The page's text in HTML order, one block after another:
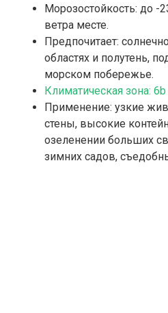
Морозостойкость: до -
ветра месте.
Предпочитает:
областях и полутень,
морском побережье.
Климатическая зона:
Применение: узкие
стены, высокие
озеленении больших
зимних садов,